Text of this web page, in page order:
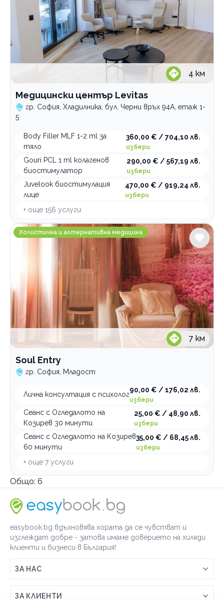
4 км
Медицински център Levitas
гр. София, Хладилника, бул. Черни връх 94A, етаж 1-
5
Body Filler MLF 1-2 ml за
тяло
360,00 € / 704,10 лв.
избери
Gouri PCL 1 ml колагенов
биостимулатор
290,00 € / 567,19 лв.
избери
Juvelook биостимулация
лице
470,00 € / 919,24 лв.
избери
+ още 156 услуги
Soul Entry
Холистична и алтернативна медицина
7 км
Soul Entry
гр. София, Младост
Лична консултация с психолог
90,00 € / 176,02 лв.
избери
Сеанс с Огледалото на
Козирев 30 минути
25,00 € / 48,90 лв.
избери
Сеанс с Огледалото на Козирев
60 минути
35,00 € / 68,45 лв.
избери
+ още 7 услуги
Общо: 6
easybook.bg вдъхновява хората да се чувстват и
изглеждат добре - затова имаме доверието на хиляди
клиенти и бизнеси в България!
ЗА НАС
Връзка с easybook.bg
ЗА КЛИЕНТИ